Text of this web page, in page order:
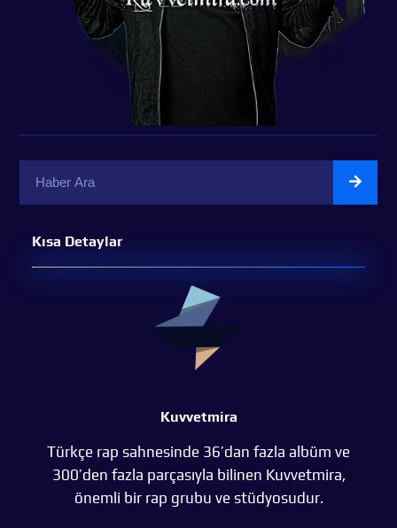
Kısa Detaylar
Kuvvetmira
Türkçe rap sahnesinde 36’dan fazla albüm ve
300’den fazla parçasıyla bilinen Kuvvetmira,
önemli bir rap grubu ve stüdyosudur.